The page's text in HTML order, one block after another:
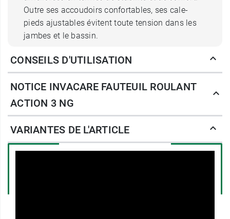
Outre ses accoudoirs confortables, ses cale-
pieds ajustables évitent toute tension dans les
jambes et le bassin.
La texture de son assise et dossier en tissu
Dartex allie souplesse et robustesse. Grâce à
son croisillon, il peut être plié et déplié très
facilement pour un rangement sans
encombrement ou un transport dans le coffre
d’une voiture.
Cefauteuil roulant Action 3 NG Invacareest
CONSEILS D'UTILISATION
NOTICE INVACARE FAUTEUIL ROULANT
ACTION 3 NG
VARIANTES DE L'ARTICLE